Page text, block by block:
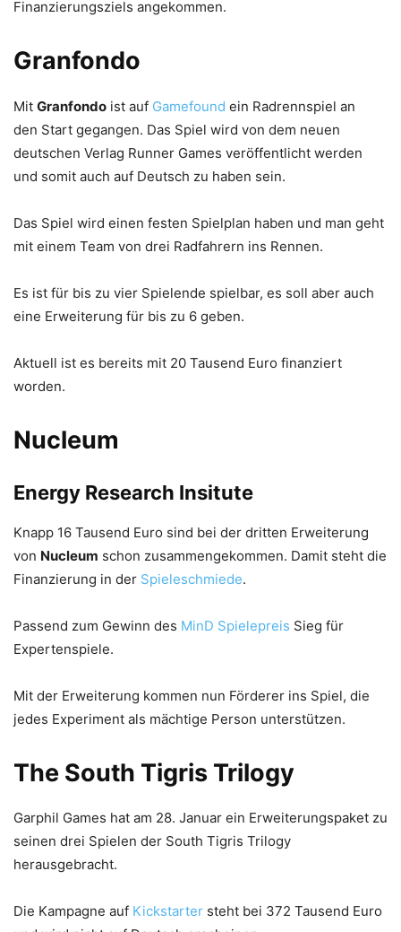
Finanzierungsziels angekommen.
Granfondo
Mit Granfondo ist auf Gamefound ein Radrennspiel an
den Start gegangen. Das Spiel wird von dem neuen
deutschen Verlag Runner Games veröffentlicht werden
und somit auch auf Deutsch zu haben sein.
Das Spiel wird einen festen Spielplan haben und man geht
mit einem Team von drei Radfahrern ins Rennen.
Es ist für bis zu vier Spielende spielbar, es soll aber auch
eine Erweiterung für bis zu 6 geben.
Aktuell ist es bereits mit 20 Tausend Euro finanziert
worden.
Nucleum
Energy Research Insitute
Knapp 16 Tausend Euro sind bei der dritten Erweiterung
von Nucleum schon zusammengekommen. Damit steht die
Finanzierung in der Spieleschmiede.
Passend zum Gewinn des MinD Spielepreis Sieg für
Expertenspiele.
Mit der Erweiterung kommen nun Förderer ins Spiel, die
jedes Experiment als mächtige Person unterstützen.
The South Tigris Trilogy
Garphil Games hat am 28. Januar ein Erweiterungspaket zu
seinen drei Spielen der South Tigris Trilogy
herausgebracht.
Die Kampagne auf Kickstarter steht bei 372 Tausend Euro